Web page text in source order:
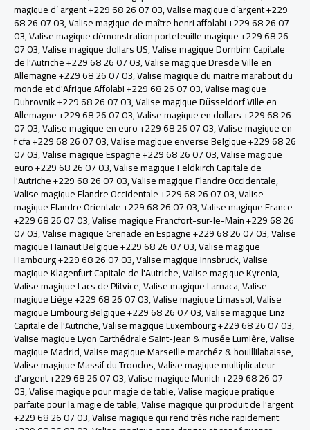
magique d’ argent +229 68 26 07 03,Valise magique d’argent +229
68 26 07 03,Valise magique de maître henri affolabi +229 68 26 07
03,Valise magique démonstration portefeuille magique +229 68 26
07 03,Valise magique dollars US,Valise magique Dornbirn Capitale
de l'Autriche +229 68 26 07 03,Valise magique Dresde Ville en
Allemagne +229 68 26 07 03,Valise magique du maitre marabout du
monde et d'Afrique Affolabi +229 68 26 07 03,Valise magique
Dubrovnik +229 68 26 07 03,Valise magique Düsseldorf Ville en
Allemagne +229 68 26 07 03,Valise magique en dollars +229 68 26
07 03,Valise magique en euro +229 68 26 07 03,Valise magique en
f cfa +229 68 26 07 03,Valise magique enverse Belgique +229 68 26
07 03,Valise magique Espagne +229 68 26 07 03,Valise magique
euro +229 68 26 07 03,Valise magique Feldkirch Capitale de
l'Autriche +229 68 26 07 03,Valise magique Flandre Occidentale,
Valise magique Flandre Occidentale +229 68 26 07 03,Valise
magique Flandre Orientale +229 68 26 07 03,Valise magique France
+229 68 26 07 03,Valise magique Francfort-sur-le-Main +229 68 26
07 03,Valise magique Grenade en Espagne +229 68 26 07 03,Valise
magique Hainaut Belgique +229 68 26 07 03,Valise magique
Hambourg +229 68 26 07 03,Valise magique Innsbruck, Valise
magique Klagenfurt Capitale de l'Autriche,Valise magique Kyrenia,
Valise magique Lacs de Plitvice,Valise magique Larnaca,Valise
magique Liège +229 68 26 07 03,Valise magique Limassol,Valise
magique Limbourg Belgique +229 68 26 07 03,Valise magique Linz
Capitale de l'Autriche,Valise magique Luxembourg +229 68 26 07 03,
Valise magique Lyon Carthédrale Saint-Jean & musée Lumière,Valise
magique Madrid,Valise magique Marseille marchéz & bouillilabaisse,
Valise magique Massif du Troodos,Valise magique multiplicateur
d’argent +229 68 26 07 03,Valise magique Munich +229 68 26 07
03,Valise magique pour magie de table,Valise magique pratique
parfaite pour la magie de table,Valise magique qui produit de l'argent
+229 68 26 07 03,Valise magique qui rend très riche rapidement